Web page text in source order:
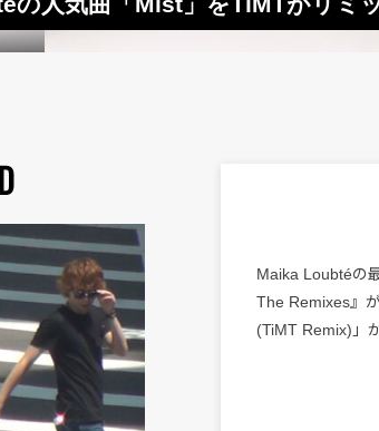
Maika Loubtéの
The Remixes』
(TiMT Remix)」